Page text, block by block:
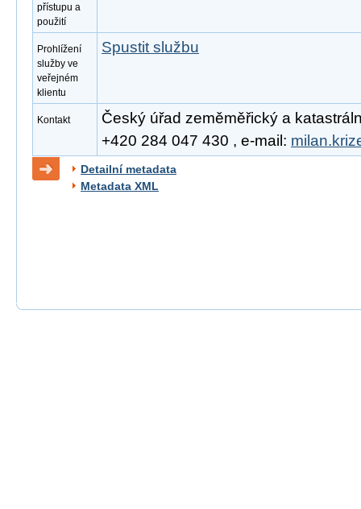
přístupu a
použití
Prohlížení
služby ve
veřejném
klientu
Spustit službu
Kontakt
Český úřad zeměměřický a
+420 284 047 430 , e-mail:
Detailní metadata
Metadata XML